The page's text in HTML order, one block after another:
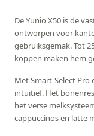
De Yunio X50 is de
ontworpen voor
gebruiksgemak. Tot
koppen maken hem
Met Smart-Select Pro
intuitief. Het
het verse
cappuccinos en latte